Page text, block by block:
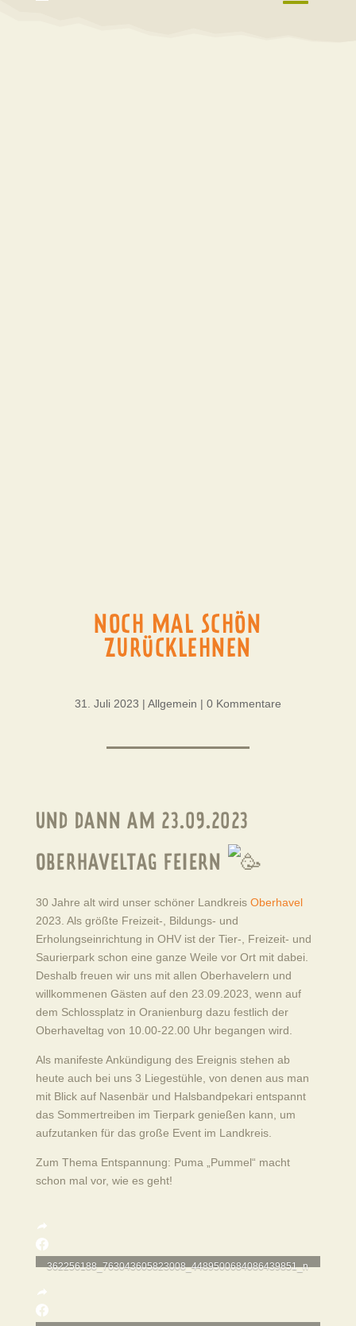
NOCH MAL SCHÖN
ZURÜCKLEHNEN
31. Juli 2023 | Allgemein | 0 Kommentare
UND DANN AM 23.09.2023
OBERHAVELTAG FEIERN
30 Jahre alt wird unser schöner Landkreis Oberhavel
2023. Als größte Freizeit-, Bildungs- und
Erholungseinrichtung in OHV ist der Tier-, Freizeit- und
Saurierpark schon eine ganze Weile vor Ort mit dabei.
Deshalb freuen wir uns mit allen Oberhavelern und
willkommenen Gästen auf den 23.09.2023, wenn auf
dem Schlossplatz in Oranienburg dazu festlich der
Oberhaveltag von 10.00-22.00 Uhr begangen wird.
Als manifeste Ankündigung des Ereignis stehen ab
heute auch bei uns 3 Liegestühle, von denen aus man
mit Blick auf Nasenbär und Halsbandpekari entspannt
das Sommertreiben im Tierpark genießen kann, um
aufzutanken für das große Event im Landkreis.
Zum Thema Entspannung: Puma „Pummel“ macht
schon mal vor, wie es geht!
362256188_763043605823008_4489500684086439851_n